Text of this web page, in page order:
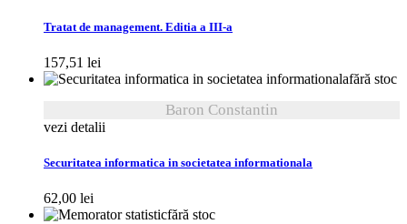
Tratat de management. Editia a III-a
157,51 lei
fără stoc
Baron Constantin
vezi detalii
Securitatea informatica in societatea informationala
62,00 lei
fără stoc